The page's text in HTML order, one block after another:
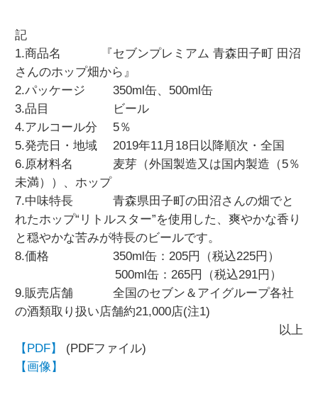
記
1.商品名 『セブンプレミアム 青森田子町 田沼
さんのホップ畑から』
2.パッケージ 350ml缶、500ml缶
3.品目 ビール
4.アルコール分 5％
5.発売日・地域 2019年11月18日以降順次・全国
6.原材料名 麦芽（外国製造又は国内製造（5％
未満））、ホップ
7.中味特長 青森県田子町の田沼さんの畑でと
れたホップ“リトルスター”を使用した、爽やかな香り
と穏やかな苦みが特長のビールです。
8.価格 350ml缶：205円（税込225円）
500ml缶：265円（税込291円）
9.販売店舗 全国のセブン＆アイグループ各社
の酒類取り扱い店舗約21,000店(注1)
以上
【PDF】
(PDFファイル)
【画像】